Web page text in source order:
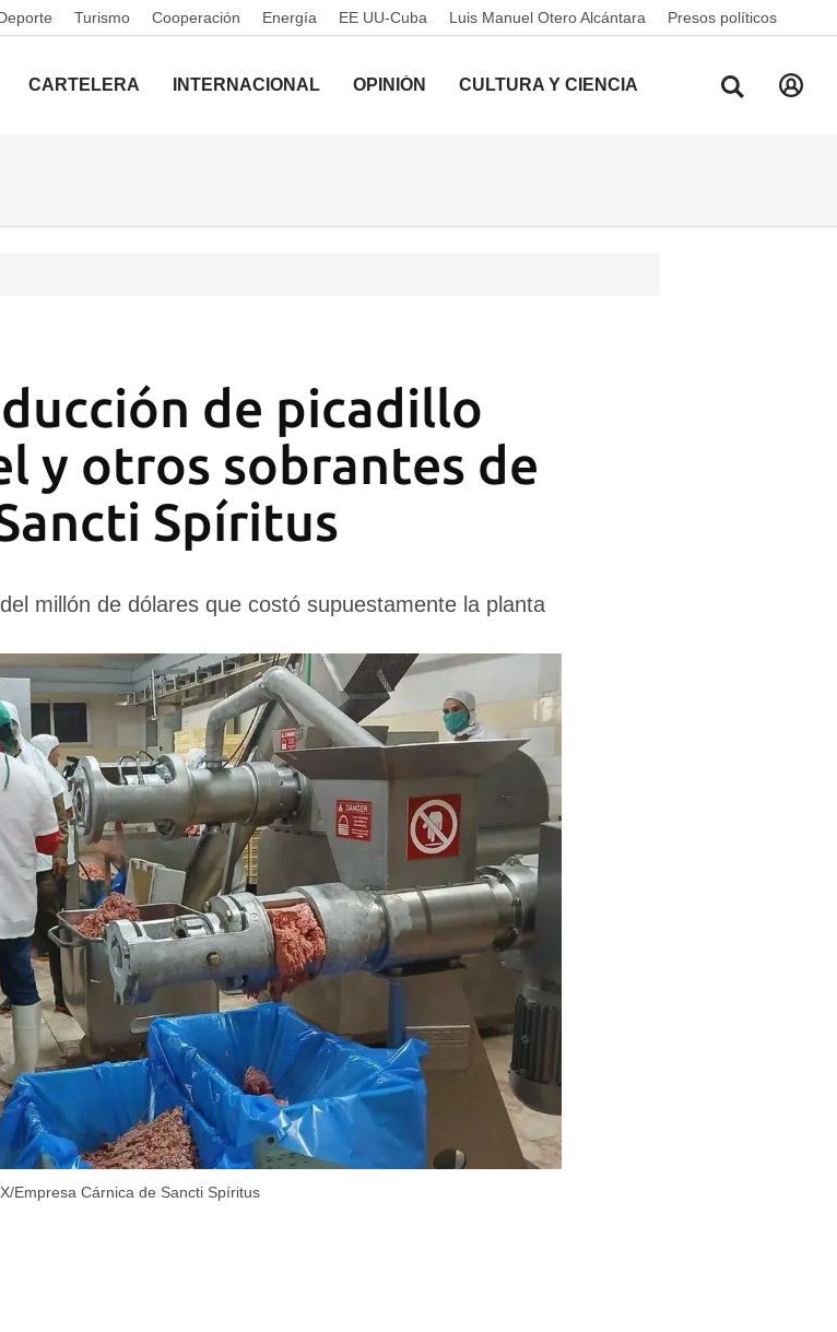
Turismo Cooperación Energía EE UU-Cuba Luis Manuel Otero Alcántara Presos políticos
CARTELERA INTERNACIONAL OPINIÓN CULTURA Y CIENCIA
de picadillo
y otros sobrantes de
Spíritus
millón de dólares que costó supuestamente la planta
X/Empresa Cárnica de Sancti Spíritus